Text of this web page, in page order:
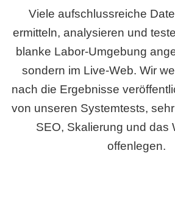
Viele aufschlussreiche
ermitteln, analysieren und
blanke Labor-Umgebung
sondern im Live-Web. Wir
nach die Ergebnisse
von unseren Systemtests,
SEO, Skalierung und das
offenlegen.